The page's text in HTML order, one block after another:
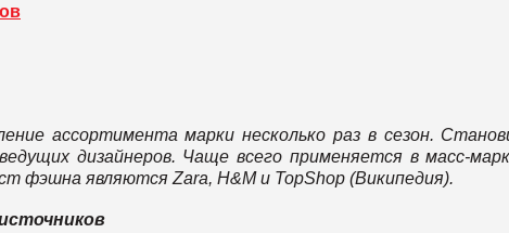
ассортимента марки несколько раз в сезон.
дизайнеров. Чаще всего применяется в масс-
фэшна являются Zara, H&M и TopShop (Википедия).